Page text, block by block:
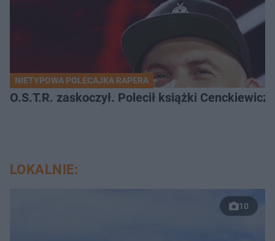
NIETYPOWA POLECAJKA RAPERA
O.S.T.R. zaskoczył. Polecił książki
LOKALNIE:
10